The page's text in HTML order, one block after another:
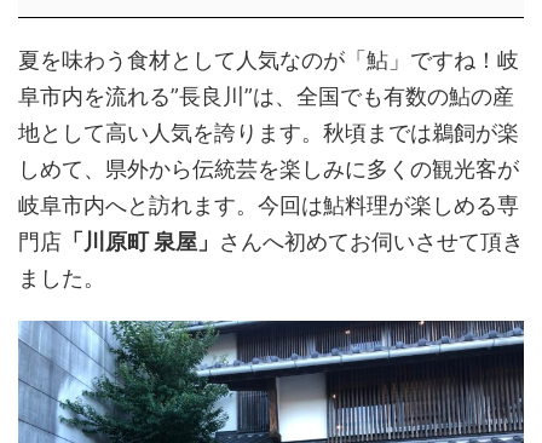
夏を味わう食材として人気なのが「鮎」ですね！岐
阜市内を流れる”長良川”は、全国でも有数の鮎の産
地として高い人気を誇ります。秋頃までは鵜飼が楽
しめて、県外から伝統芸を楽しみに多くの観光客が
岐阜市内へと訪れます。今回は鮎料理が楽しめる専
門店 「川原町 泉屋」 さんへ初めてお伺いさせて頂き
ました。